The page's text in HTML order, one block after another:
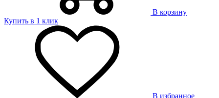
В корзину
Купить в 1 клик
В избранное